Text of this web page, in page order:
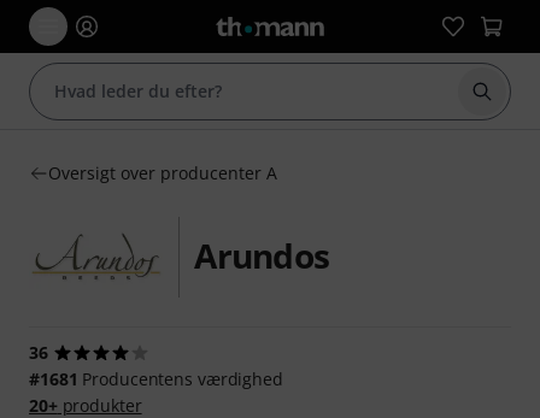
Start
Oversigt over producenter A
Arundos
36
#1681 Producentens værdighed
20+produkter